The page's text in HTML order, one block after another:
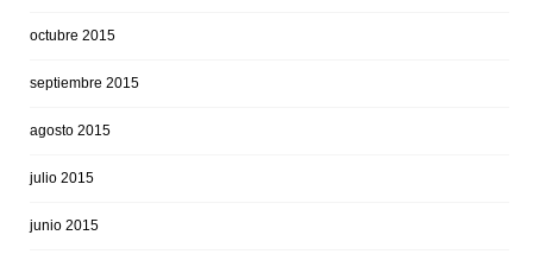
octubre 2015
septiembre 2015
agosto 2015
julio 2015
junio 2015